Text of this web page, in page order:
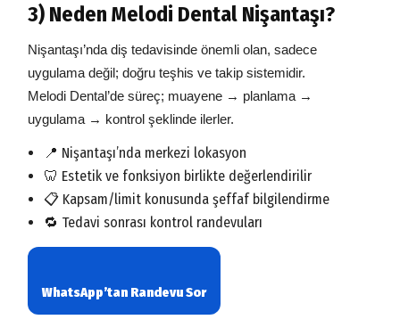
3) Neden Melodi Dental Nişantaşı?
Nişantaşı’nda diş tedavisinde önemli olan, sadece
uygulama değil; doğru teşhis ve takip sistemidir.
Melodi Dental’de süreç; muayene → planlama →
uygulama → kontrol şeklinde ilerler.
📍 Nişantaşı’nda merkezi lokasyon
🦷 Estetik ve fonksiyon birlikte değerlendirilir
📋 Kapsam/limit konusunda şeffaf bilgilendirme
🔁 Tedavi sonrası kontrol randevuları
WhatsApp’tan Randevu Sor